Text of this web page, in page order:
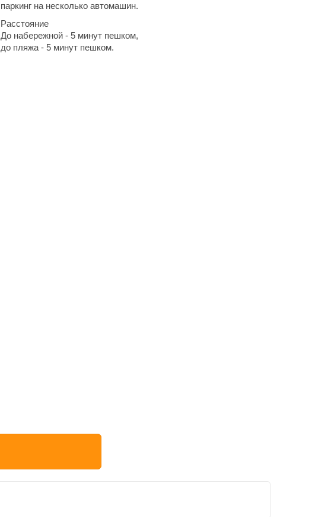
паркинг на несколько автомашин.
Расстояние
До набережной - 5 минут пешком,
до пляжа - 5 минут пешком.